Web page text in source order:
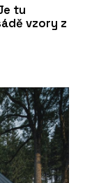
tu
vzory z